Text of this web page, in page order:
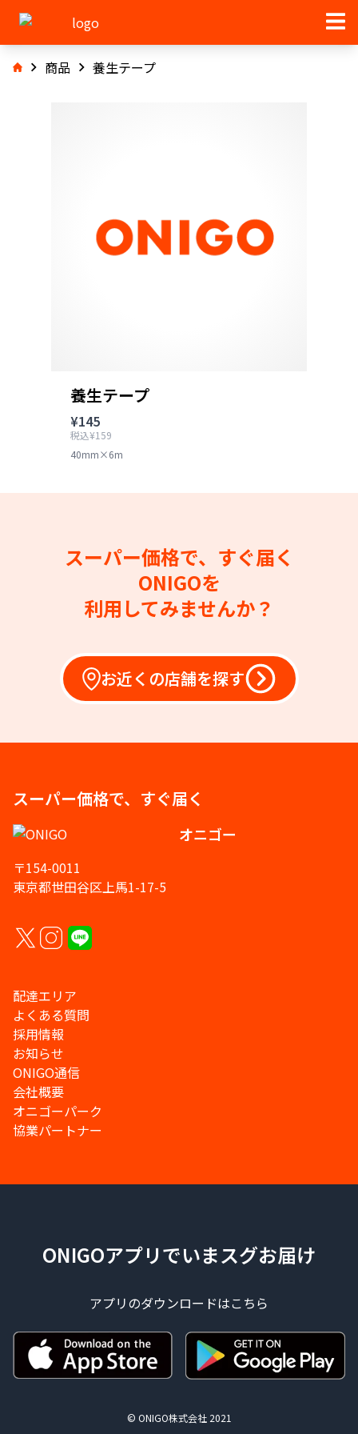
商品 養生テープ
養生テープ
¥145
税込¥159
40mm×6m
スーパー価格で、すぐ届く
ONIGOを
利用してみませんか？
お近くの店舗を探す
スーパー価格で、すぐ届く
オニゴー
〒154-0011
東京都世田谷区上馬1-17-5
配達エリア
よくある質問
採用情報
お知らせ
ONIGO通信
会社概要
オニゴーパーク
協業パートナー
ONIGOアプリでいまスグお届け
アプリのダウンロードはこちら
© ONIGO株式会社 2021